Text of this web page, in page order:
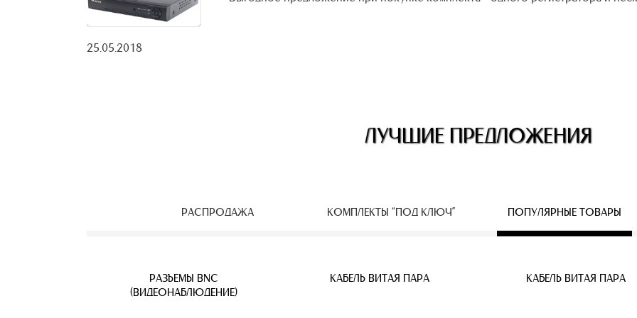
25.05.2018
ЛУЧШИЕ ПРЕДЛОЖЕНИЯ
РАСПРОДАЖА КОМПЛЕКТЫ “ПОД КЛЮЧ” ПОПУЛЯРНЫЕ ТОВАРЫ
УЛИЧНЫЕ IP КАМЕРЫ БЕСПРОВОДНЫЕ IP КАМЕРЫ КАБЕЛЬ ВИТАЯ ПАРА
РАЗЪЕМЫ BNC
(ВИДЕОНАБЛЮДЕНИЕ)
КАБЕЛЬ ВИТАЯ ПАРА КАБЕЛЬ ВИТАЯ ПАРА
КАБЕЛЬ ВИТАЯ ПАРА КАБЕЛЬ ВИТАЯ ПАРА КАБЕЛЬ ВИТАЯ ПАРА